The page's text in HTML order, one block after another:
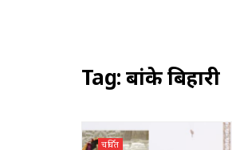
Tag:बांके बिहारी
चर्चित